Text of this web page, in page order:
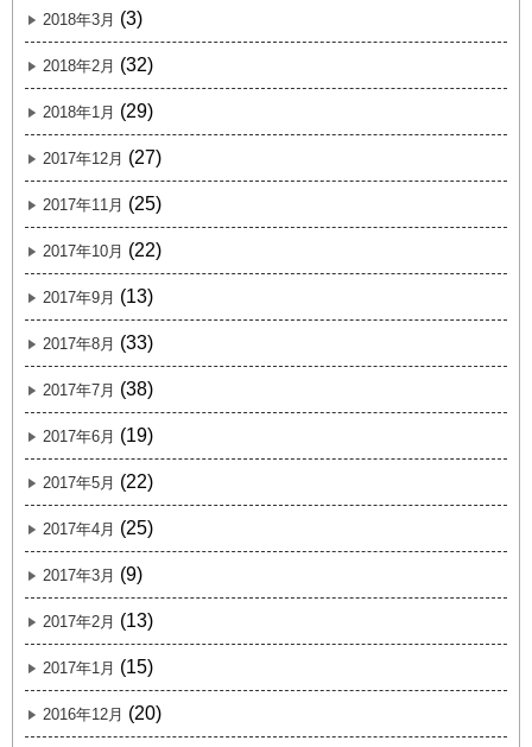
2018年3月 (3)
2018年2月 (32)
2018年1月 (29)
2017年12月 (27)
2017年11月 (25)
2017年10月 (22)
2017年9月 (13)
2017年8月 (33)
2017年7月 (38)
2017年6月 (19)
2017年5月 (22)
2017年4月 (25)
2017年3月 (9)
2017年2月 (13)
2017年1月 (15)
2016年12月 (20)